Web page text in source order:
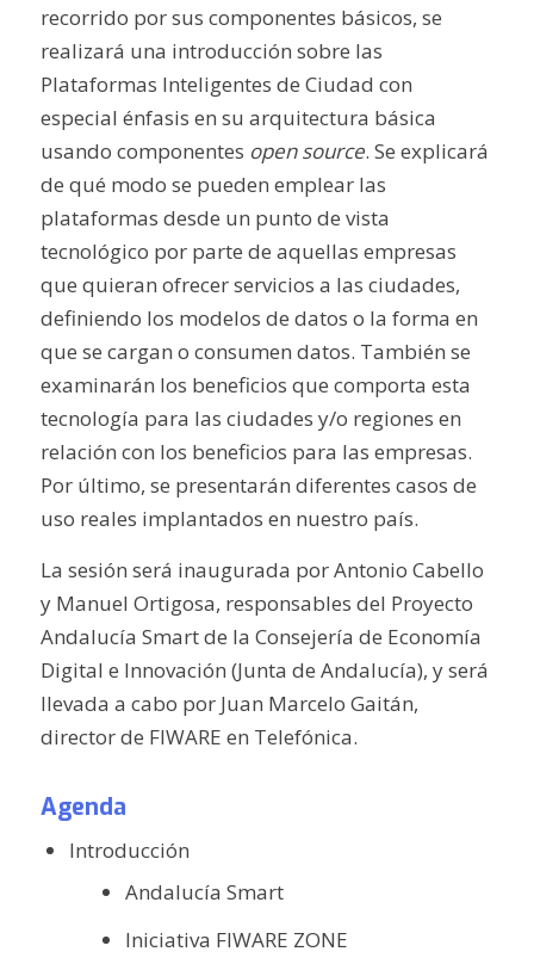
recorrido por sus componentes básicos, se
realizará una introducción sobre las
Plataformas Inteligentes de Ciudad con
especial énfasis en su arquitectura básica
usando componentes open source. Se explicará
de qué modo se pueden emplear las
plataformas desde un punto de vista
tecnológico por parte de aquellas empresas
que quieran ofrecer servicios a las ciudades,
definiendo los modelos de datos o la forma en
que se cargan o consumen datos. También se
examinarán los beneficios que comporta esta
tecnología para las ciudades y/o regiones en
relación con los beneficios para las empresas.
Por último, se presentarán diferentes casos de
uso reales implantados en nuestro país.
La sesión será inaugurada por Antonio Cabello
y Manuel Ortigosa, responsables del Proyecto
Andalucía Smart de la Consejería de Economía
Digital e Innovación (Junta de Andalucía), y será
llevada a cabo por Juan Marcelo Gaitán,
director de FIWARE en Telefónica.
Agenda
Introducción
Andalucía Smart
Iniciativa FIWARE ZONE